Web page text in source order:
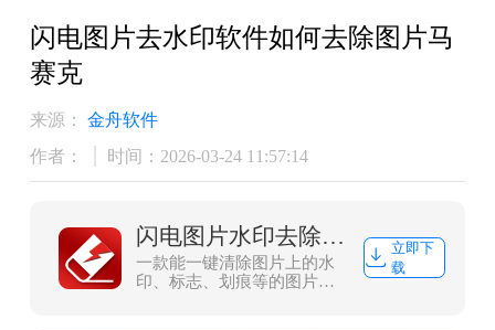
闪电图片去水印软件如何去除图片马
赛克
来源：
金舟软件
作者：
时间：2026-03-24 11:57:14
闪电图片水印去除软件
一款能一键清除图片上的水
印、标志、划痕等的图片水
立即下
载